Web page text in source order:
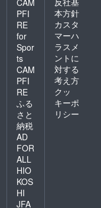
PFI
RE
for
Spor
ts
CAM
PFI
RE
ふる
さと
納税
AD
FOR
ALL
HIO
KOS
HI
JFA
本方針
カスタ
マーハ
ラスメ
ントに
対する
考え方
クッ
キーポ
リシー